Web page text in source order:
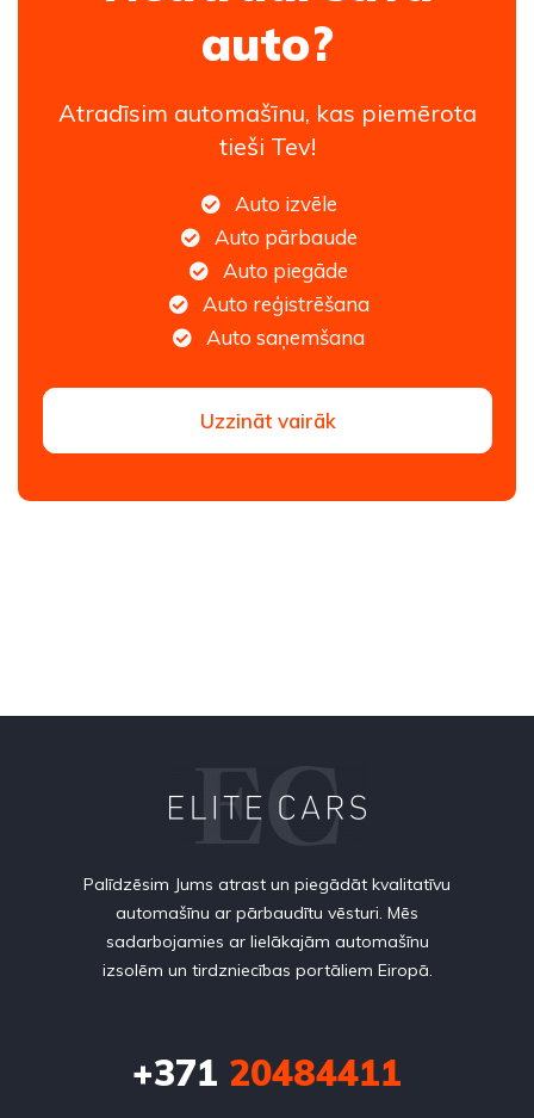
auto?
Atradīsim automašīnu, kas piemērota
tieši Tev!
Auto izvēle
Auto pārbaude
Auto piegāde
Auto reģistrēšana
Auto saņemšana
Uzzināt vairāk
Palīdzēsim Jums atrast un piegādāt kvalitatīvu
automašīnu ar pārbaudītu vēsturi. Mēs
sadarbojamies ar lielākajām automašīnu
izsolēm un tirdzniecības portāliem Eiropā.
+371 20484411